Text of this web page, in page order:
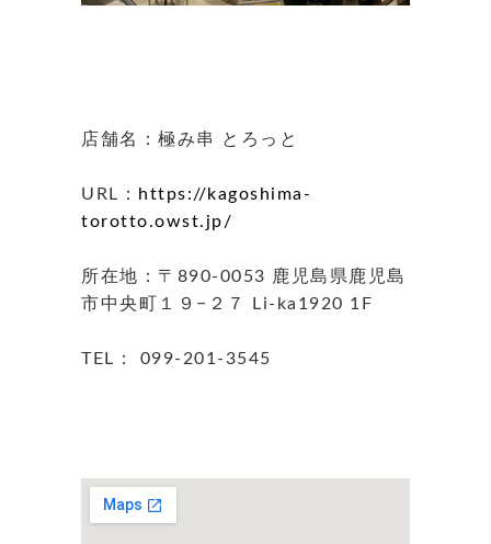
店舗名：極み串 とろっと
URL：
https://kagoshima-
torotto.owst.jp/
所在地：〒890-0053 鹿児島県鹿児島
市中央町１９−２７ Li-ka1920 1F
TEL： 099-201-3545